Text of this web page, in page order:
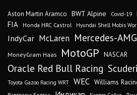
Aston Martin Aramco BWT Alpine Covid-19
FIA Honda HRC Castrol Hyundai Shell Mobis
IndyCar McLaren Mercedes-
MoneyGram Haas MotoGP NASCAR
Oracle Red Bull Racing
Toyota Gazoo Racing WRT WEC Williams